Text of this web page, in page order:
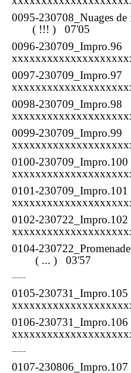
0095-230708_Nuages de
( !!! ) 07'05
0096-230709_Impro.96
0097-230709_Impro.97
0098-230709_Impro.98
0099-230709_Impro.99
0100-230709_Impro.100
0101-230709_Impro.101
0102-230722_Impro.102
0104-
( ... ) 03'57
------
0105-230731_Impro.105
0106-230731_Impro.106
------
0107-230806_Impro.107